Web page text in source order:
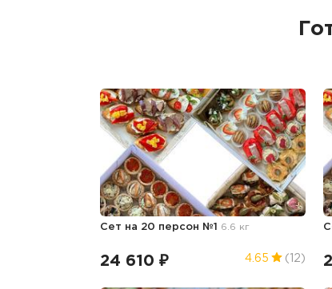
Сет на 20 персон №1 6.6 кг
24 610 ₽ 4.65 (12)